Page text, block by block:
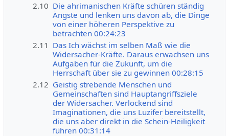
2.10 Die ahrimanischen Kräfte schüren ständig
Ängste und lenken uns davon ab, die Dinge
von einer höheren Perspektive zu
betrachten 00:24:23
2.11 Das Ich wächst im selben Maß wie die
Widersacher-Kräfte. Daraus erwachsen uns
Aufgaben für die Zukunft, um die
Herrschaft über sie zu gewinnen 00:28:15
2.12 Geistig strebende Menschen und
Gemeinschaften sind Hauptangriffsziele
der Widersacher. Verlockend sind
Imaginationen, die uns Luzifer bereitstellt,
die uns aber direkt in die Schein-Heiligkeit
führen 00:31:14